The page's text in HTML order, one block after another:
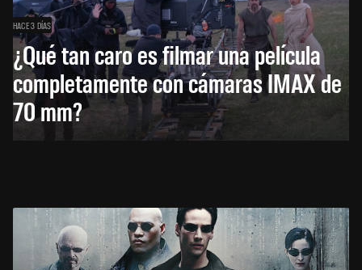
HACE 3 DÍAS
¿Qué tan caro es filmar una película
completamente con cámaras IMAX de
70 mm?